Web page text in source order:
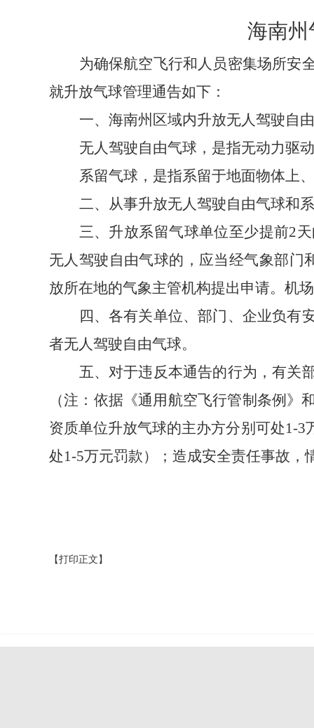
海南州
为确保航空飞行和人员密集场所安
就升放气球管理通告如下：
一、海南州区域内升放无人驾驶自
无人驾驶自由气球，是指无动力驱
系留气球，是指系留于地面物体上
二、从事升放无人驾驶自由气球和
三、升放系留气球单位至少提前2
无人驾驶自由气球的，应当经气象部门
放所在地的气象主管机构提出申请。机
四、各有关单位、部门、企业负有
者无人驾驶自由气球。
五、对于违反本通告的行为，有关
（注：依据《通用航空飞行管制条例
资质单位升放气球的主办方分别可处1-
处1-5万元罚款）；造成安全责任事故
【打印正文】